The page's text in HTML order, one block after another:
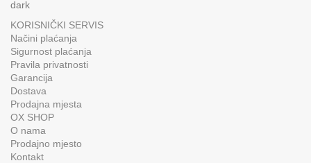
KORISNIČKI SERVIS
Načini plaćanja
Sigurnost plaćanja
Pravila privatnosti
Garancija
Dostava
Prodajna mjesta
OX SHOP
O nama
Prodajno mjesto
Kontakt